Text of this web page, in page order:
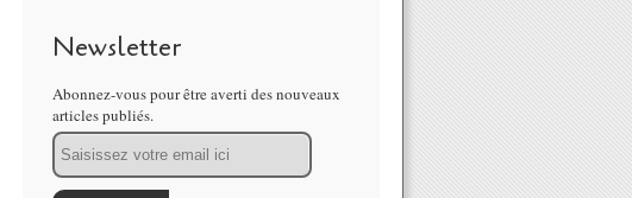
Newsletter
Abonnez-vous pour être averti des nouveaux
articles publiés.
Email